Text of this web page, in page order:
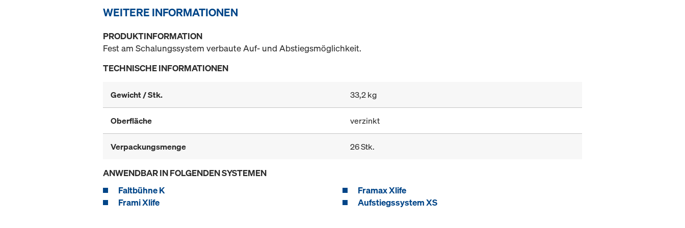
WEITERE INFORMATIONEN
PRODUKTINFORMATION
Fest am Schalungssystem verbaute Auf- und Abstiegsmöglichkeit.
TECHNISCHE INFORMATIONEN
Gewicht / Stk. 33,2 kg
Oberfläche verzinkt
Verpackungsmenge 26 Stk.
ANWENDBAR IN FOLGENDEN SYSTEMEN
Faltbühne K
Framax Xlife
Frami Xlife
Aufstiegssystem XS